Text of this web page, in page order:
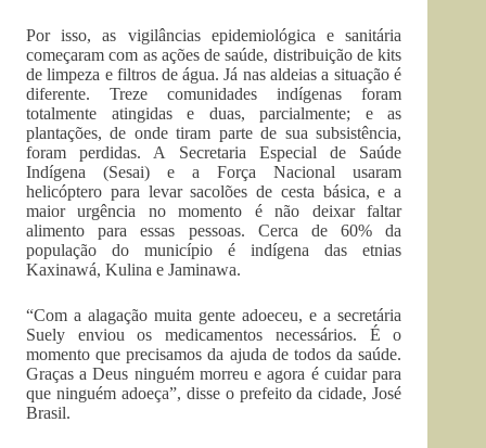
Por isso, as vigilâncias epidemiológica e sanitária
começaram com as ações de saúde, distribuição de kits
de limpeza e filtros de água. Já nas aldeias a situação é
diferente. Treze comunidades indígenas foram
totalmente atingidas e duas, parcialmente; e as
plantações, de onde tiram parte de sua subsistência,
foram perdidas. A Secretaria Especial de Saúde
Indígena (Sesai) e a Força Nacional usaram
helicóptero para levar sacolões de cesta básica, e a
maior urgência no momento é não deixar faltar
alimento para essas pessoas. Cerca de 60% da
população do município é indígena das etnias
Kaxinawá, Kulina e Jaminawa.
“Com a alagação muita gente adoeceu, e a secretária
Suely enviou os medicamentos necessários. É o
momento que precisamos da ajuda de todos da saúde.
Graças a Deus ninguém morreu e agora é cuidar para
que ninguém adoeça”, disse o prefeito da cidade, José
Brasil.